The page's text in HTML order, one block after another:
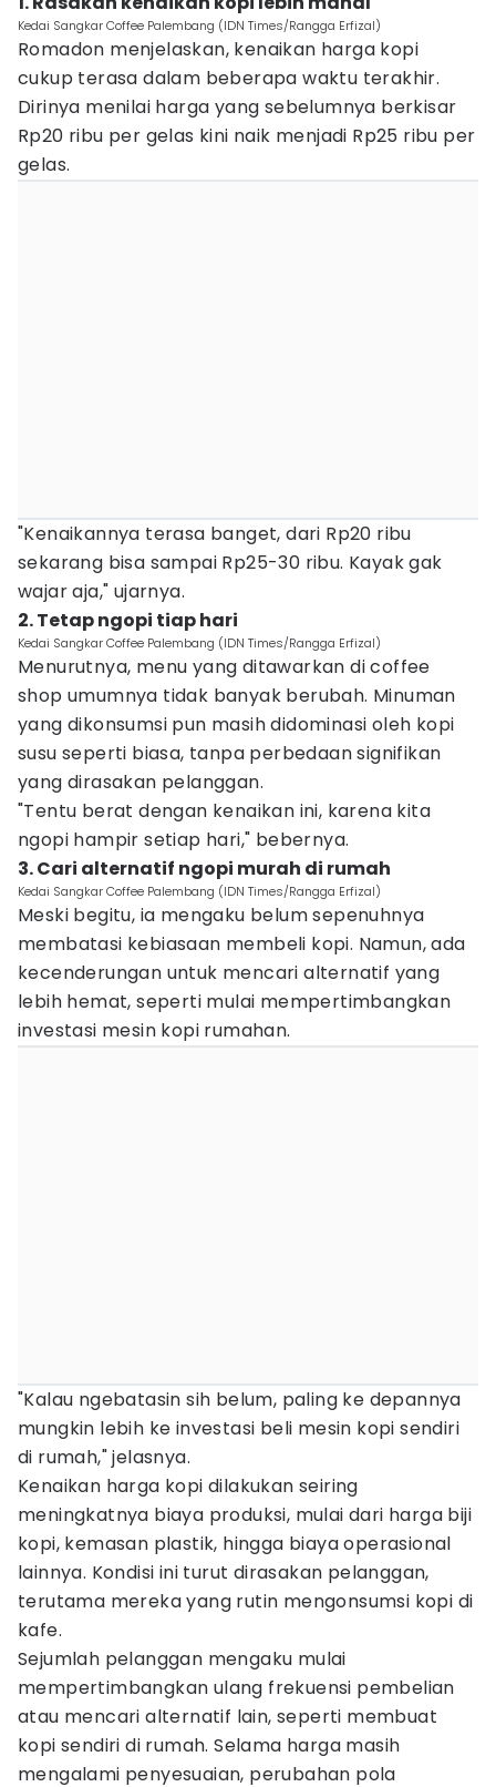
Kedai Sangkar Coffee Palembang (IDN Times/Rangga Erfizal)
Romadon menjelaskan, kenaikan harga kopi
cukup terasa dalam beberapa waktu terakhir.
Dirinya menilai harga yang sebelumnya berkisar
Rp20 ribu per gelas kini naik menjadi Rp25 ribu per
gelas.
"Kenaikannya terasa banget, dari Rp20 ribu
sekarang bisa sampai Rp25-30 ribu. Kayak gak
wajar aja," ujarnya.
2. Tetap ngopi tiap hari
Kedai Sangkar Coffee Palembang (IDN Times/Rangga Erfizal)
Menurutnya, menu yang ditawarkan di coffee
shop umumnya tidak banyak berubah. Minuman
yang dikonsumsi pun masih didominasi oleh kopi
susu seperti biasa, tanpa perbedaan signifikan
yang dirasakan pelanggan.
"Tentu berat dengan kenaikan ini, karena kita
ngopi hampir setiap hari," bebernya.
3. Cari alternatif ngopi murah di rumah
Kedai Sangkar Coffee Palembang (IDN Times/Rangga Erfizal)
Meski begitu, ia mengaku belum sepenuhnya
membatasi kebiasaan membeli kopi. Namun, ada
kecenderungan untuk mencari alternatif yang
lebih hemat, seperti mulai mempertimbangkan
investasi mesin kopi rumahan.
"Kalau ngebatasin sih belum, paling ke depannya
mungkin lebih ke investasi beli mesin kopi sendiri
di rumah," jelasnya.
Kenaikan harga kopi dilakukan seiring
meningkatnya biaya produksi, mulai dari harga biji
kopi, kemasan plastik, hingga biaya operasional
lainnya. Kondisi ini turut dirasakan pelanggan,
terutama mereka yang rutin mengonsumsi kopi di
kafe.
Sejumlah pelanggan mengaku mulai
mempertimbangkan ulang frekuensi pembelian
atau mencari alternatif lain, seperti membuat
kopi sendiri di rumah. Selama harga masih
mengalami penyesuaian, perubahan pola